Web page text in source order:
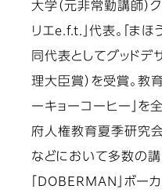
大学（元非常勤講師）
リエe.f.t.」代表。「ま
同代表としてグッドデ
理大臣賞）を受賞。教
ーキョーコーヒー」を
府人権教育夏季研究
などにおいて多数の講
「DOBERMAN」ボー